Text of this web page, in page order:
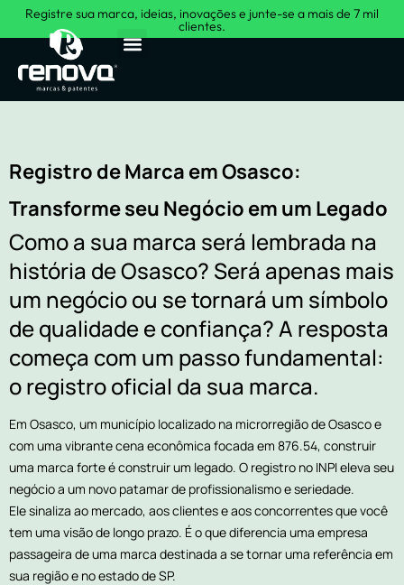
Registre sua marca, ideias, inovações e junte-se a mais de 7 mil
clientes.
Registro de Marca em Osasco:
Transforme seu Negócio em um Legado
Como a sua marca será lembrada na
história de Osasco? Será apenas mais
um negócio ou se tornará um símbolo
de qualidade e confiança? A resposta
começa com um passo fundamental:
o registro oficial da sua marca.
Em Osasco, um município localizado na microrregião de Osasco e
com uma vibrante cena econômica focada em 876.54, construir
uma marca forte é construir um legado. O registro no INPI eleva seu
negócio a um novo patamar de profissionalismo e seriedade.
Ele sinaliza ao mercado, aos clientes e aos concorrentes que você
tem uma visão de longo prazo. É o que diferencia uma empresa
passageira de uma marca destinada a se tornar uma referência em
sua região e no estado de SP.